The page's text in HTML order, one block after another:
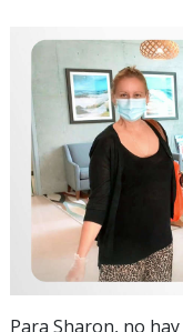
Para Sharon, no